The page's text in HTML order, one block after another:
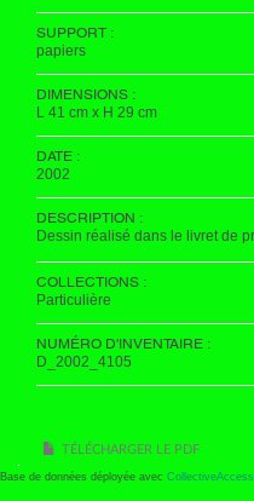
SUPPORT :
papiers
DIMENSIONS :
L 41 cm x H 29 cm
DATE :
2002
DESCRIPTION :
Dessin réalisé dans le livret de
COLLECTIONS :
Particulière
NUMÉRO D'INVENTAIRE :
D_2002_4105
TÉLÉCHARGER LE PDF
Base de données déployée avec